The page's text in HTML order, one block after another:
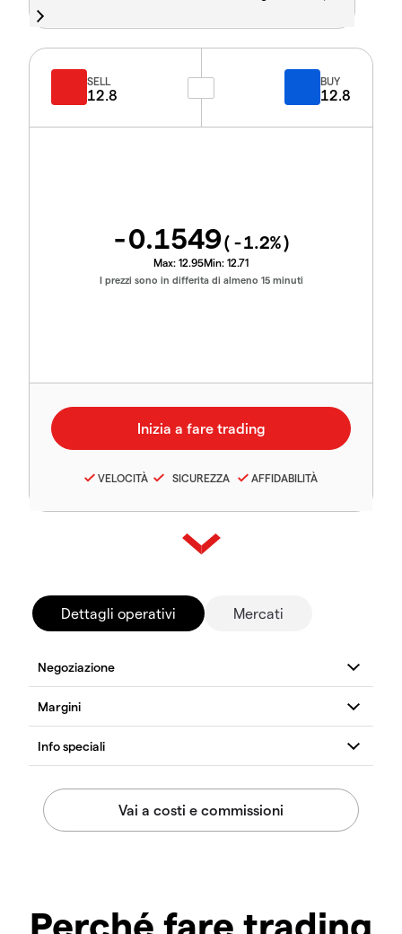
SELL
12.8
BUY
12.8
-0.1549( -1.2%)
Max: 12.95Min: 12.71
I prezzi sono in differita di almeno 15 minuti
VELOCITÀ SICUREZZA AFFIDABILITÀ
Dettagli operativi Mercati
Perché fare trading